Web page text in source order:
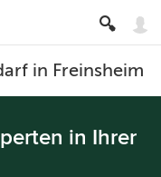
in Freinsheim
in Ihrer